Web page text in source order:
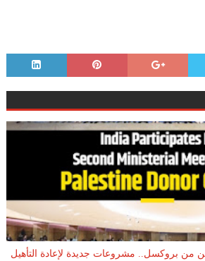
من بروكسل.. مشروعات جديدة لإعادة التأهيل